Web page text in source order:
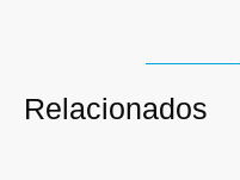
Relacionados